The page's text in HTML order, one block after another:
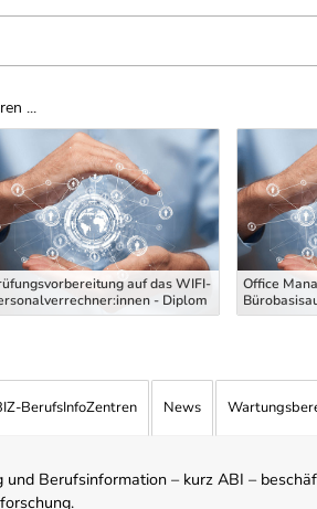
...
auf das WIFI-
- Diplom
Office
BerufsInfoZentren News
Berufsinformation – kurz ABI –